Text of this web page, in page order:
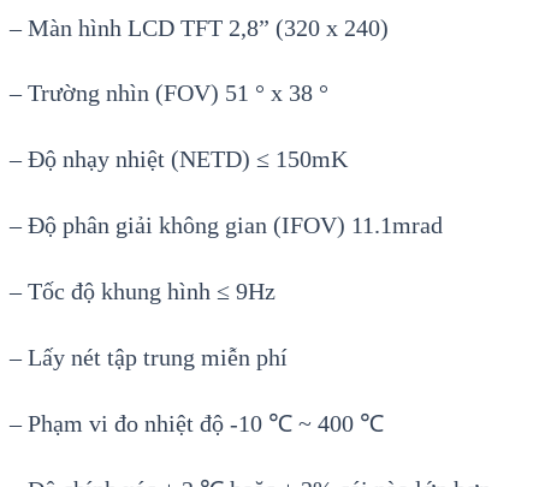
– Màn hình LCD TFT 2,8” (320 x 240)
– Trường nhìn (FOV) 51 ° x 38 °
– Độ nhạy nhiệt (NETD) ≤ 150mK
–Độ phân giải không gian (IFOV) 11.1mrad
– Tốc độ khung hình ≤ 9Hz
– Lấy nét tập trung miễn phí
– Phạm vi đo nhiệt độ -10 ℃ ~ 400 ℃